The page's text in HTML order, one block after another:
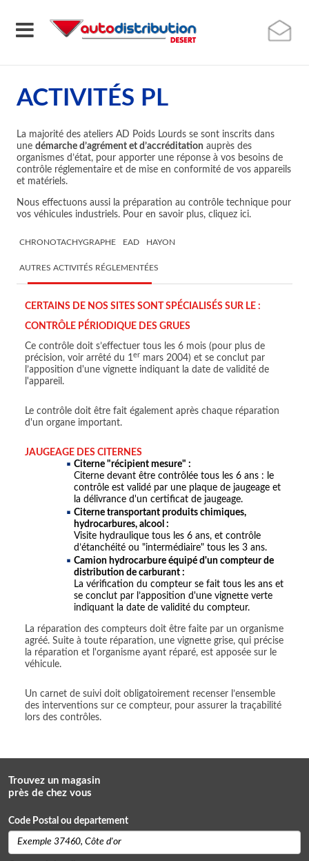
ACTIVITÉS PL
La majorité des ateliers AD Poids Lourds se sont inscrits dans
une démarche d’agrément et d’accréditation auprès des
organismes d’état, pour apporter une réponse à vos besoins de
contrôle réglementaire et de mise en conformité de vos appareils
et matériels.
Nous effectuons aussi la préparation au contrôle technique pour
vos véhicules industriels. Pour en savoir plus, cliquez ici.
CHRONOTACHYGRAPHE EAD HAYON
AUTRES ACTIVITÉS RÉGLEMENTÉES
CERTAINS DE NOS SITES SONT SPÉCIALISÉS SUR LE :
CONTRÔLE PÉRIODIQUE DES GRUES
Ce contrôle doit s’effectuer tous les 6 mois (pour plus de
précision, voir arrêté du 1er mars 2004) et se conclut par
l’apposition d'une vignette indiquant la date de validité de
l'appareil.
Le contrôle doit être fait également après chaque réparation
d'un organe important.
JAUGEAGE DES CITERNES
Citerne "récipient mesure" :
Citerne devant être contrôlée tous les 6 ans : le
contrôle est validé par une plaque de jaugeage et
la délivrance d'un certificat de jaugeage.
Citerne transportant produits chimiques,
hydrocarbures, alcool :
Visite hydraulique tous les 6 ans, et contrôle
d’étanchéité ou "intermédiaire" tous les 3 ans.
Camion hydrocarbure équipé d'un compteur de
distribution de carburant :
La vérification du compteur se fait tous les ans et
se conclut par l’apposition d'une vignette verte
indiquant la date de validité du compteur.
La réparation des compteurs doit être faite par un organisme
agréé. Suite à toute réparation, une vignette grise, qui précise
la réparation et l'organisme ayant réparé, est apposée sur le
véhicule.
Un carnet de suivi doit obligatoirement recenser l’ensemble
des interventions sur ce compteur, pour assurer la traçabilité
lors des contrôles.
Trouvez un magasin
près de chez vous
Code Postal ou departement